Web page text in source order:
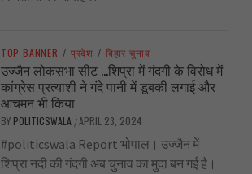
TOP BANNER / प्रदेश / बिहार चुनाव
उज्जैन लोकसभा सीट …शिप्रा में गंदगी के विरोध में
कांग्रेस प्रत्याशी ने गंदे पानी में डूबकी लगाई और
आचमन भी किया
BY POLITICSWALA /APRIL 23, 2024
#politicswala Report भोपाल। उज्जैन में
शिप्रा नदी की गंदगी अब चुनाव का मुदा बन गई है।